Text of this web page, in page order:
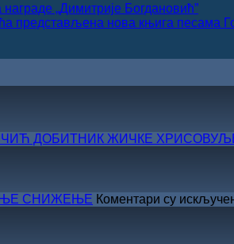
„Димитрије Богдановић”
представљена нова књига песама
ДОБИТНИК ЖИЧКЕ ХРИСОВУЉЕ
СНИЖЕЊЕ Коментари су